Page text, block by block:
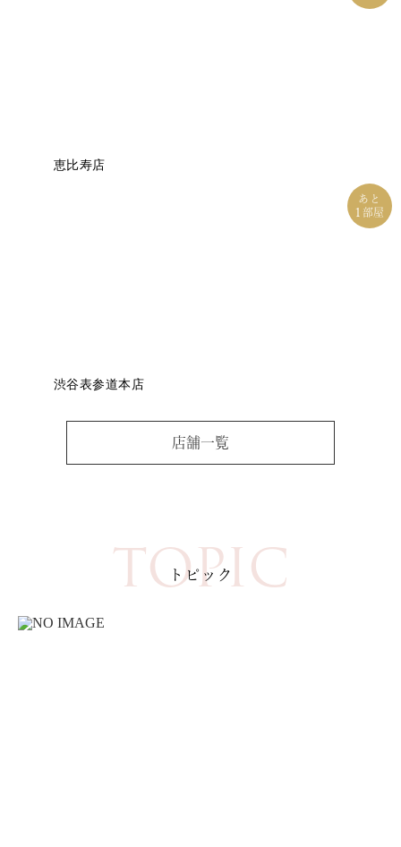
恵比寿店
あと
1 部屋
渋谷表参道本店
店舗一覧
TOPIC
トピック